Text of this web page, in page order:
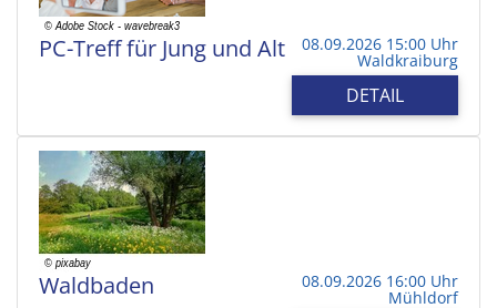
PC-Treff für Jung und Alt 08.09.2026 15:00 Uhr
Waldkraiburg
DETAIL
Waldbaden 08.09.2026 16:00 Uhr
Mühldorf